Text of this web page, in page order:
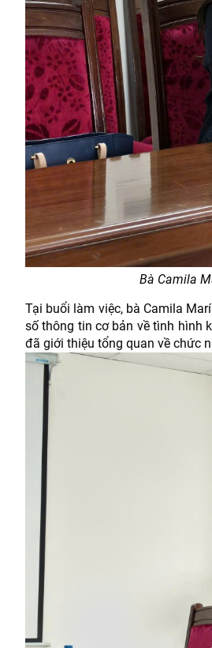
Bà Camila
Tại buổi làm việc, bà Camila
số thông tin cơ bản về tình hình
đã giới thiệu tổng quan về chức